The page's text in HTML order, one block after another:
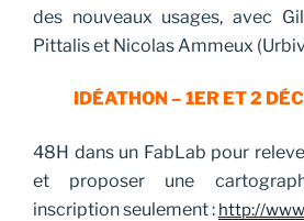
des nouveaux usages, avec
Pittalis et Nicolas Ammeux
IDÉATHON – 1ER ET 2
48H dans un FabLab pour
et proposer une
inscription seulement : http://